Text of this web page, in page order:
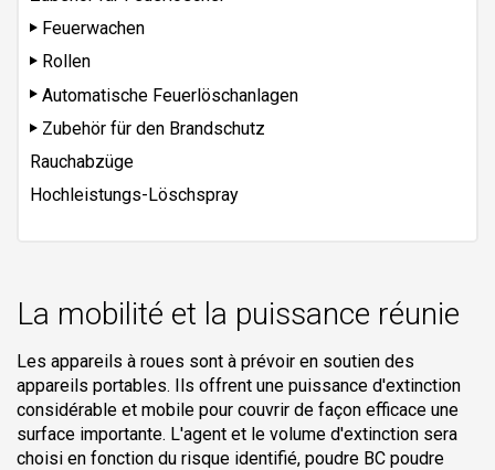
Feuerwachen
Rollen
Automatische Feuerlöschanlagen
Zubehör für den Brandschutz
Rauchabzüge
Hochleistungs-Löschspray
La mobilité et la puissance réunie
Les appareils à roues sont à prévoir en soutien des
appareils portables. Ils offrent une puissance d'extinction
considérable et mobile pour couvrir de façon efficace une
surface importante. L'agent et le volume d'extinction sera
choisi en fonction du risque identifié, poudre BC poudre